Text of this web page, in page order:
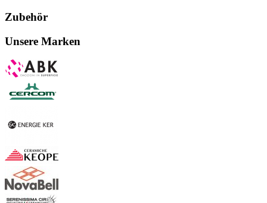
Zubehör
Unsere Marken